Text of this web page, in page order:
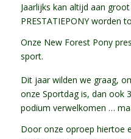
Jaarlijks kan altijd aan
PRESTATIEPONY worden
Onze New Forest Pony
sport.
Dit jaar wilden we graag,
onze Sportdag is, dan ook
podium verwelkomen …
Door onze oproep hiertoe